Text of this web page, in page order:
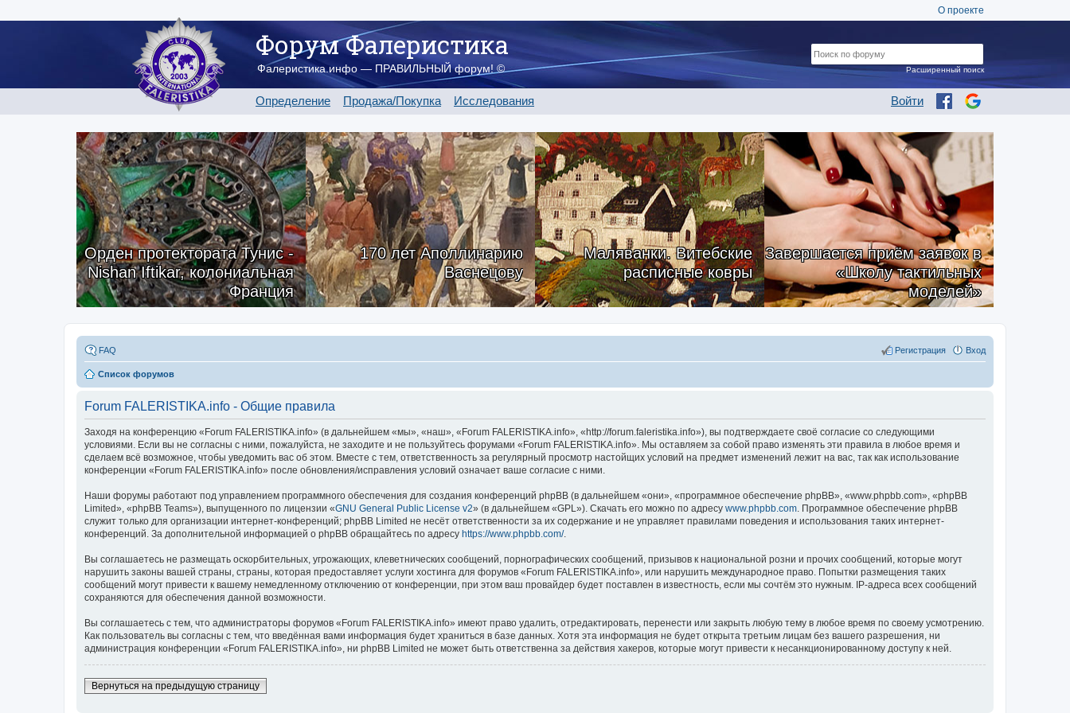
О проекте
Форум Фалеристика
Фалеристика.инфо — ПРАВИЛЬНЫЙ форум! ©
Определение Продажа/Покупка Исследования Войти
Расширенный поиск
Орден протектората Тунис -
Nishan Iftikar, колониальная
Франция
170 лет Аполлинарию
Васнецову
Маляванки. Витебские
расписные ковры
Завершается приём заявок в
«Школу тактильных
моделей»
FAQ Вход
Регистрация
Список форумов
Forum FALERISTIKA.info - Общие правила
Заходя на конференцию «Forum FALERISTIKA.info» (в дальнейшем «мы», «наш», «Forum FALERISTIKA.info», «http://forum.faleristika.info»), вы подтверждаете своё согласие со следующими
условиями. Если вы не согласны с ними, пожалуйста, не заходите и не пользуйтесь форумами «Forum FALERISTIKA.info». Мы оставляем за собой право изменять эти правила в любое время и
сделаем всё возможное, чтобы уведомить вас об этом. Вместе с тем, ответственность за регулярный просмотр настойщих условий на предмет изменений лежит на вас, так как использование
конференции «Forum FALERISTIKA.info» после обновления/исправления условий означает ваше согласие с ними.
Наши форумы работают под управлением программного обеспечения для создания конференций phpBB (в дальнейшем «они», «программное обеспечение phpBB», «www.phpbb.com», «phpBB
Limited», «phpBB Teams»), выпущенного по лицензии «GNU General Public License v2» (в дальнейшем «GPL»). Скачать его можно по адресу www.phpbb.com. Программное обеспечение phpBB
служит только для организации интернет-конференций; phpBB Limited не несёт ответственности за их содержание и не управляет правилами поведения и использования таких интернет-
конференций. За дополнительной информацией о phpBB обращайтесь по адресу https://www.phpbb.com/.
Вы соглашаетесь не размещать оскорбительных, угрожающих, клеветнических сообщений, порнографических сообщений, призывов к национальной розни и прочих сообщений, которые могут
нарушить законы вашей страны, страны, которая предоставляет услуги хостинга для форумов «Forum FALERISTIKA.info», или нарушить международное право. Попытки размещения таких
сообщений могут привести к вашему немедленному отключению от конференции, при этом ваш провайдер будет поставлен в известность, если мы сочтём это нужным. IP-адреса всех сообщений
сохраняются для обеспечения данной возможности.
Вы соглашаетесь с тем, что администраторы форумов «Forum FALERISTIKA.info» имеют право удалить, отредактировать, перенести или закрыть любую тему в любое время по своему усмотрению.
Как пользователь вы согласны с тем, что введённая вами информация будет храниться в базе данных. Хотя эта информация не будет открыта третьим лицам без вашего разрешения, ни
администрация конференции «Forum FALERISTIKA.info», ни phpBB Limited не может быть ответственна за действия хакеров, которые могут привести к несанкционированному доступу к ней.
Вернуться на предыдущую страницу